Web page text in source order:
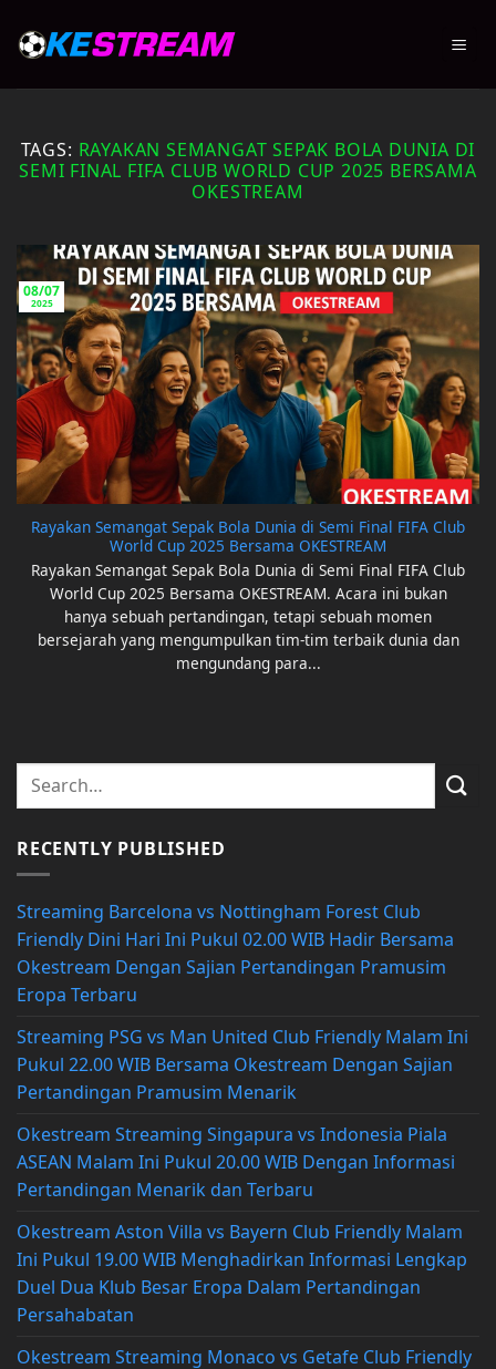
TAGS: RAYAKAN SEMANGAT SEPAK BOLA DUNIA DI
SEMI FINAL FIFA CLUB WORLD CUP 2025 BERSAMA
OKESTREAM
Rayakan Semangat Sepak Bola Dunia di Semi Final FIFA Club
World Cup 2025 Bersama OKESTREAM
Rayakan Semangat Sepak Bola Dunia di Semi Final FIFA Club
World Cup 2025 Bersama OKESTREAM. Acara ini bukan
hanya sebuah pertandingan, tetapi sebuah momen
bersejarah yang mengumpulkan tim-tim terbaik dunia dan
mengundang para...
08/07
2025
RECENTLY PUBLISHED
Streaming Barcelona vs Nottingham Forest Club
Friendly Dini Hari Ini Pukul 02.00 WIB Hadir Bersama
Okestream Dengan Sajian Pertandingan Pramusim
Eropa Terbaru
Streaming PSG vs Man United Club Friendly Malam Ini
Pukul 22.00 WIB Bersama Okestream Dengan Sajian
Pertandingan Pramusim Menarik
Okestream Streaming Singapura vs Indonesia Piala
ASEAN Malam Ini Pukul 20.00 WIB Dengan Informasi
Pertandingan Menarik dan Terbaru
Okestream Aston Villa vs Bayern Club Friendly Malam
Ini Pukul 19.00 WIB Menghadirkan Informasi Lengkap
Duel Dua Klub Besar Eropa Dalam Pertandingan
Persahabatan
Okestream Streaming Monaco vs Getafe Club Friendly